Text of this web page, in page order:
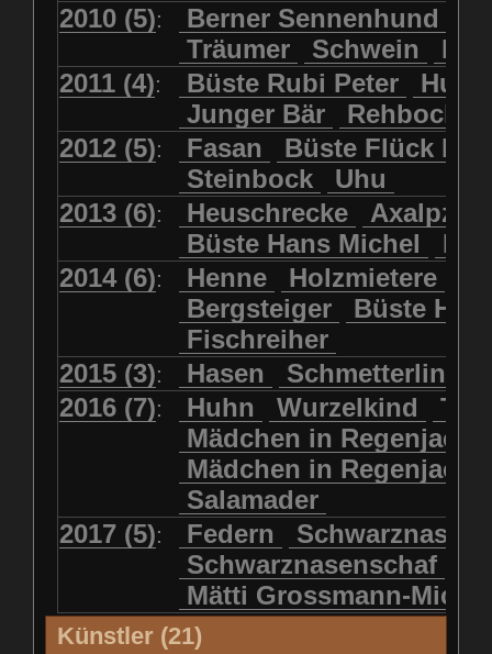
2010 (5): Berner Sennenhund
Träumer
Schwein
2011 (4): Büste Rubi Peter
Junger Bär
2012 (5): Fasan
Büste Flück
Steinbock
Uhu
2013 (6): Heuschrecke
Büste Hans Michel
2014 (6): Henne Holzmietere
Bergsteiger
Büste HP
Fischreiher
2015 (3): Hasen Schmetterlinge
2016 (7): Huhn Wurzelkind
Mädchen in
Mädchen in Regenjacke
Salamader
2017 (5): Federn
Schwarznasenschaf
Mätti Grossmann-
Künstler (21)